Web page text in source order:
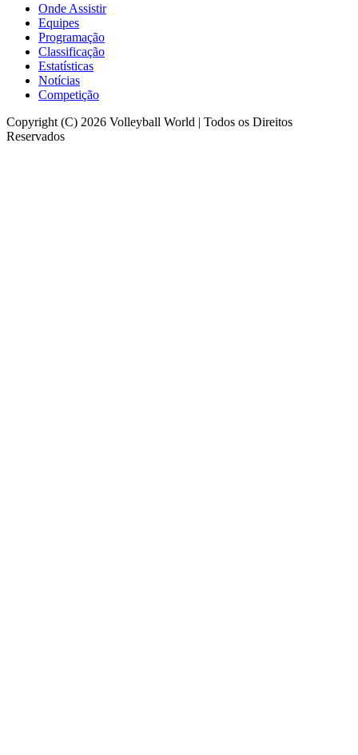
Onde Assistir
Equipes
Programação
Classificação
Estatísticas
Notícias
Competição
Copyright (C) 2026 Volleyball World | Todos os Direitos
Reservados